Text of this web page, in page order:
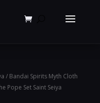
/ Bandai Spirits Myth Cloth
Pope Set Saint Seiya